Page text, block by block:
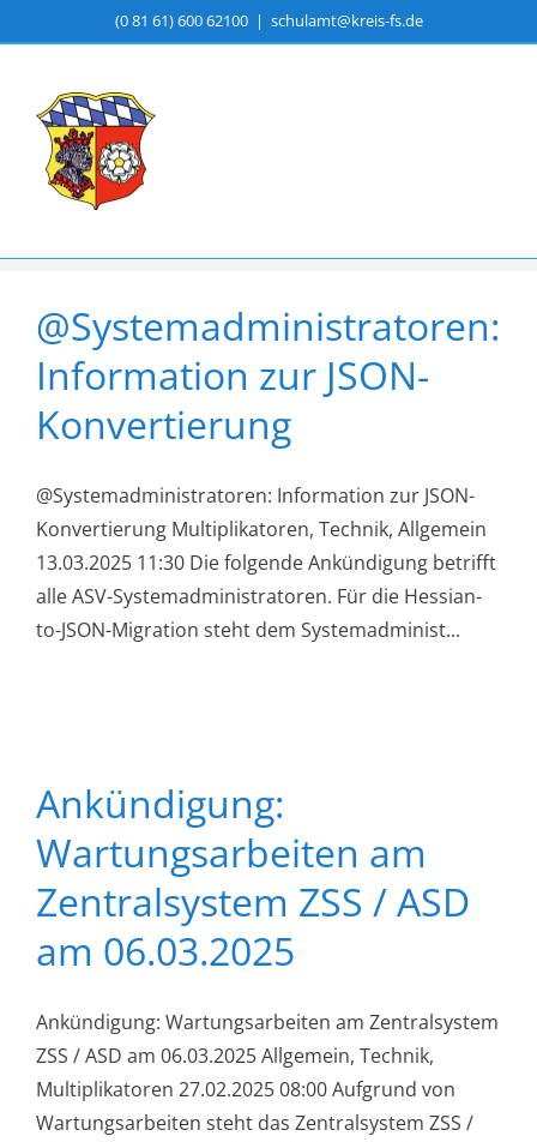
Inhalt
(0 81 61) 600 62100 | schulamt@kreis-fs.de
@Systemadministratoren:
Information zur JSON-
Konvertierung
@Systemadministratoren: Information zur JSON-
Konvertierung Multiplikatoren, Technik, Allgemein
13.03.2025 11:30 Die folgende Ankündigung betrifft
alle ASV-Systemadministratoren. Für die Hessian-
to-JSON-Migration steht dem Systemadminist...
Ankündigung:
Wartungsarbeiten am
Zentralsystem ZSS / ASD
am 06.03.2025
Ankündigung: Wartungsarbeiten am Zentralsystem
ZSS / ASD am 06.03.2025 Allgemein, Technik,
Multiplikatoren 27.02.2025 08:00 Aufgrund von
Wartungsarbeiten steht das Zentralsystem ZSS /